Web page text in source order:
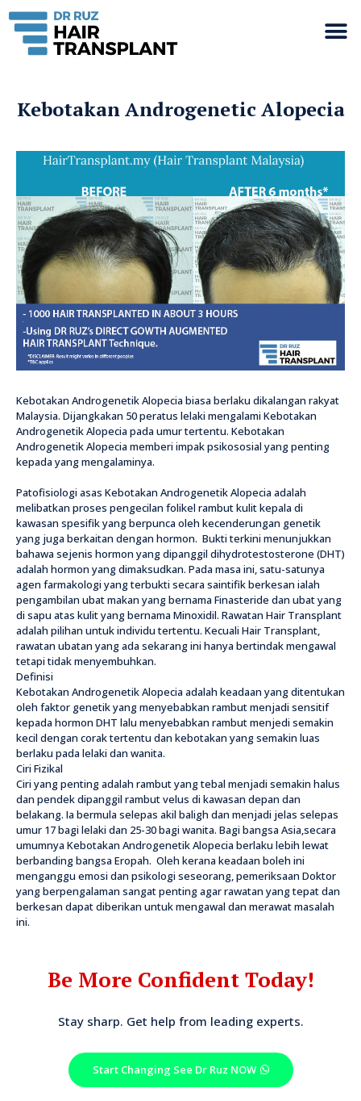
Kebotakan Androgenetic Alopecia
Kebotakan Androgenetik Alopecia biasa berlaku dikalangan rakyat
Malaysia. Dijangkakan 50 peratus lelaki mengalami Kebotakan
Androgenetik Alopecia pada umur tertentu. Kebotakan
Androgenetik Alopecia memberi impak psikososial yang penting
kepada yang mengalaminya.
Patofisiologi asas Kebotakan Androgenetik Alopecia adalah
melibatkan proses pengecilan folikel rambut kulit kepala di
kawasan spesifik yang berpunca oleh kecenderungan genetik
yang juga berkaitan dengan hormon. Bukti terkini menunjukkan
bahawa sejenis hormon yang dipanggil dihydrotestosterone (DHT)
adalah hormon yang dimaksudkan. Pada masa ini, satu-satunya
agen farmakologi yang terbukti secara saintifik berkesan ialah
pengambilan ubat makan yang bernama Finasteride dan ubat yang
di sapu atas kulit yang bernama Minoxidil. Rawatan Hair Transplant
adalah pilihan untuk individu tertentu. Kecuali Hair Transplant,
rawatan ubatan yang ada sekarang ini hanya bertindak mengawal
tetapi tidak menyembuhkan.
Definisi
Kebotakan Androgenetik Alopecia adalah keadaan yang ditentukan
oleh faktor genetik yang menyebabkan rambut menjadi sensitif
kepada hormon DHT lalu menyebabkan rambut menjedi semakin
kecil dengan corak tertentu dan kebotakan yang semakin luas
berlaku pada lelaki dan wanita.
Ciri Fizikal
Ciri yang penting adalah rambut yang tebal menjadi semakin halus
dan pendek dipanggil rambut velus di kawasan depan dan
belakang. Ia bermula selepas akil baligh dan menjadi jelas selepas
umur 17 bagi lelaki dan 25-30 bagi wanita. Bagi bangsa Asia,secara
umumnya Kebotakan Androgenetik Alopecia berlaku lebih lewat
berbanding bangsa Eropah. Oleh kerana keadaan boleh ini
menganggu emosi dan psikologi seseorang, pemeriksaan Doktor
yang berpengalaman sangat penting agar rawatan yang tepat dan
berkesan dapat diberikan untuk mengawal dan merawat masalah
ini.
Be More Confident Today!
Stay sharp. Get help from leading experts.
Start Changing See Dr Ruz NOW